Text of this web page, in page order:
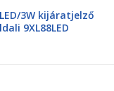
3W kijáratjelző
9XL88LED